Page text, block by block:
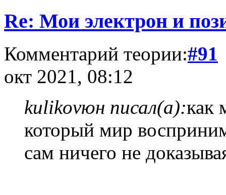
Re: Мои электрон и
Комментарий теории:#91
окт 2021, 08:12
kulikovюн писал(а):как
который мир
сам ничего не